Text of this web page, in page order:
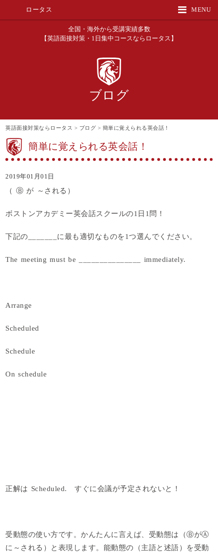
MENU
ロータス
全国・海外から受講実績多数
【英語面接対策・1日集中コースならロータス】
ブログ
英語面接対策ならロータス > ブログ > 簡単に覚えられる英会話！
簡単に覚えられる英会話！
2019年01月01日
（ Ⓑ が ～される）
ボストンアカデミー英会話スクールの1日1問！
下記の_______に最も適切なものを1つ選んでください。
The meeting must be _______________ immediately.
Arrange
Scheduled
Schedule
On schedule
正解は Scheduled. すぐに会議が予定されないと！
受動態の使い方です。かんたんに言えば、受動態は（ⒷがⒶ
に～される）と表現します。能動態の（主語と述語）を受動